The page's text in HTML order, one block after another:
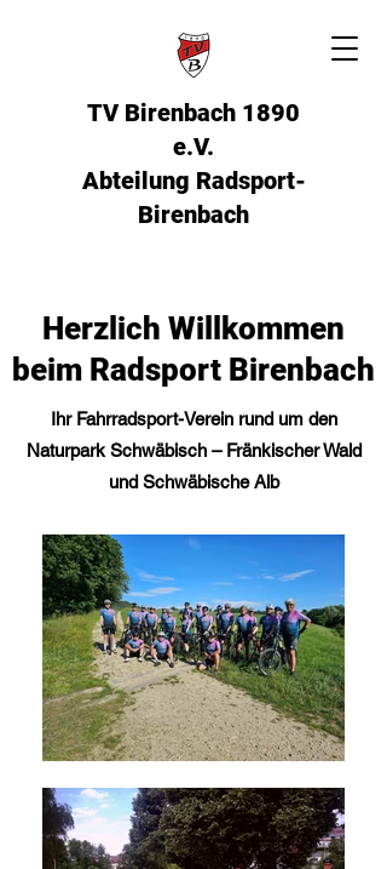
TV Birenbach 1890
e.V.
Abteilung Radsport-
Birenbach
​Herzlich Willkommen
beim Radsport Birenbach
​​​​​​​​​​​​Ihr Fahrradsport-Verein rund um den
Naturpark Schwäbisch – Fränkischer Wald
und Schwäbische Alb